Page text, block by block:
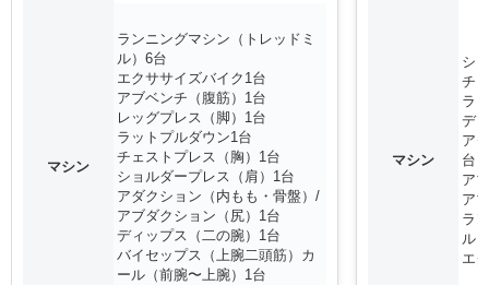
マシン
ランニングマシン（トレッドミ
ル）6台
エクササイズバイク1台
アブベンチ（腹筋）1台
レッグプレス（脚）1台
ラットプルダウン1台
チェストプレス（胸）1台
ショルダープレス（肩）1台
アダクション（内もも・骨盤）/
アブダクション（尻）1台
ディップス（二の腕）1台
バイセップス（上腕二頭筋）カ
ール（前腕〜上腕）1台
マシン
シ
チ
ラ
デ
ア
台
ア
ア
ラ
ル
エ